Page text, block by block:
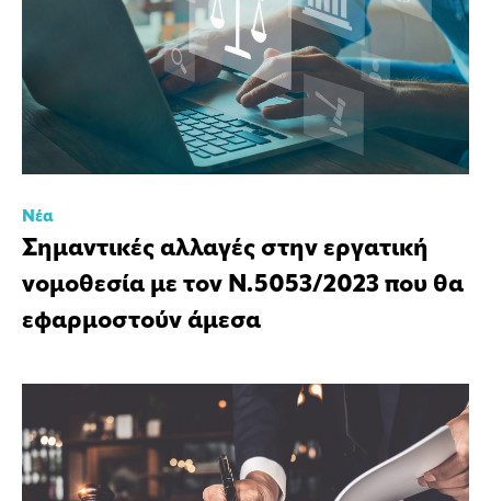
Νέα
Σημαντικές αλλαγές στην εργατική
νομοθεσία με τον Ν.5053/2023 που θα
εφαρμοστούν άμεσα